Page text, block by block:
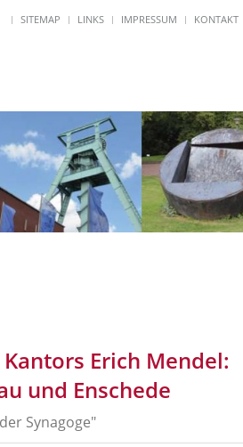
SITEMAP LINKS IMPRESSUM KONTAKT
Erich Mendel:
und Enschede
Synagoge"